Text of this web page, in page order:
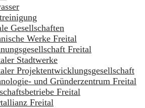
Gesellschaften
Werke Freital
Freital
Stadtwerke
Projektentwicklungsgesellschaft
und Gründerzentrum Freital
Freital
Freital